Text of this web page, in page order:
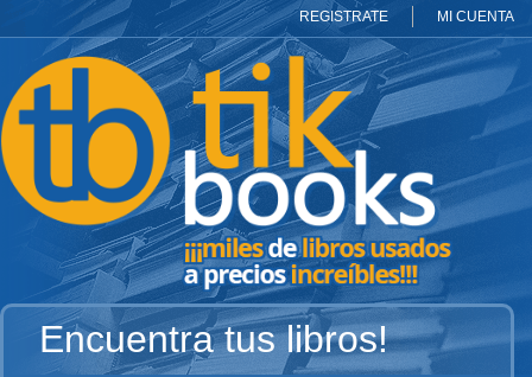
REGISTRATE MI CUENTA
Encuentra tus libros!